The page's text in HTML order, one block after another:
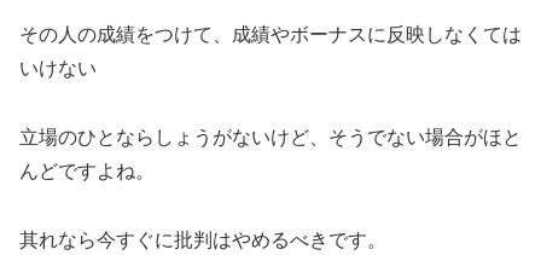
その人の成績をつけて、成績やボーナスに反映しなくては
いけない
立場のひとならしょうがないけど、そうでない場合がほと
んどですよね。
其れなら今すぐに批判はやめるべきです。